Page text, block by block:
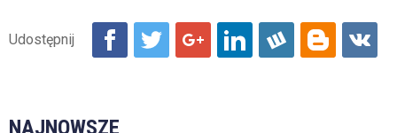
NAJNOWSZE